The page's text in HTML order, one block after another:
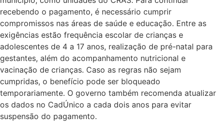
recebendo o pagamento, é necessário cumprir
compromissos nas áreas de saúde e educação. Entre as
exigências estão frequência escolar de crianças e
adolescentes de 4 a 17 anos, realização de pré-natal para
gestantes, além do acompanhamento nutricional e
vacinação de crianças. Caso as regras não sejam
cumpridas, o benefício pode ser bloqueado
temporariamente. O governo também recomenda atualizar
os dados no CadÚnico a cada dois anos para evitar
suspensão do pagamento.